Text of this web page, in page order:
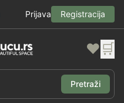
Prijava Registracija
❤️ 🛒
Pretraži